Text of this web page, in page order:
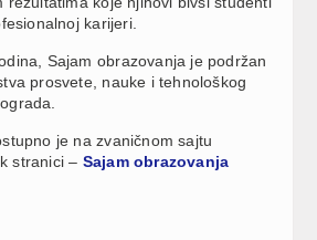
karijeri.
Sajam obrazovanja je podržan
prosvete, nauke i tehnološkog
je na zvaničnom sajtu
stranici – Sajam obrazovanja